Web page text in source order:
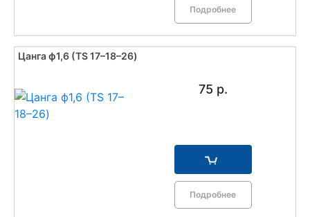
Подробнее
Цанга ф1,6 (TS 17–18–26)
75 р.
Подробнее